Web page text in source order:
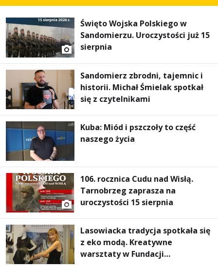
Święto Wojska Polskiego w
Sandomierzu. Uroczystości już 15
sierpnia
Sandomierz zbrodni, tajemnic i
historii. Michał Śmielak spotkał
się z czytelnikami
Kuba: Miód i pszczoły to część
naszego życia
106. rocznica Cudu nad Wisłą.
Tarnobrzeg zaprasza na
uroczystości 15 sierpnia
Lasowiacka tradycja spotkała się
z eko modą. Kreatywne
warsztaty w Fundacji